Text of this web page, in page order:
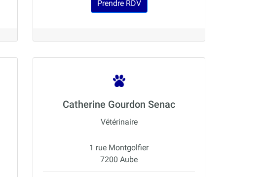
Prendre RDV
Catherine Gourdon Senac
Vétérinaire
1 rue Montgolfier
7200 Aube